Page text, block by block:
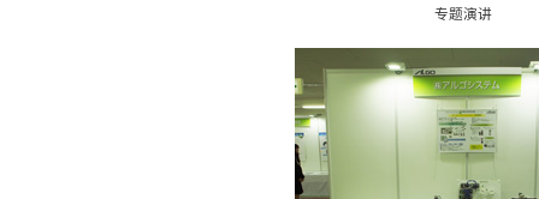
专题演讲